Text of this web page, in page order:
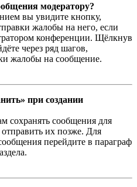
модератору?
вы увидите кнопку,
жалобы на него, если
конференции. Щёлкнув
через ряд шагов,
жалобы на сообщение.
при создании
сохранять сообщения для
их позже. Для
перейдите в параграф